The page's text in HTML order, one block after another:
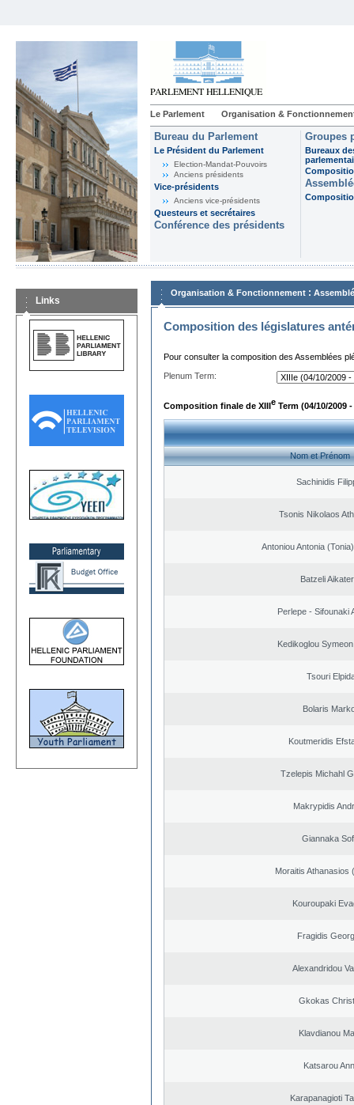
Le Parlement Organisation &
Bureau du Parlement
Le Président du Parlement
Election-Mandat-Pouvoirs
Anciens présidents
Vice-présidents
Anciens vice-présidents
Questeurs et secrétaires
Conférence des présidents
Groupes
Bureaux
Links
Organisation & Fonctionnement :
Composition des législatures
Pour consulter la composition des Assemblées
Plenum Term:
Composition finale de XIIIe Term (04/10/2009 -
Nom et Prénom
Sachinidis
Tsonis Nikolaos
Antoniou Antonia
Batzeli
Perlepe - Sifounaki
Kedikoglou
Tsouri
Bolaris
Koutmeridis
Tzelepis Michahl
Makrypidis
Giannaka
Moraitis Athanasios
Kouroupaki
Fragidis
Alexandridou
Gkokas
Klavdianou
Katsarou
Karapanagioti